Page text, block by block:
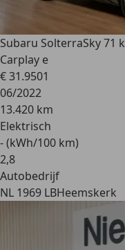
Subaru SolterraSky 71
Carplay e
€ 31.9501
06/2022
13.420 km
Elektrisch
- (kWh/100 km)
2,8
Autobedrijf
NL 1969 LBHeemskerk